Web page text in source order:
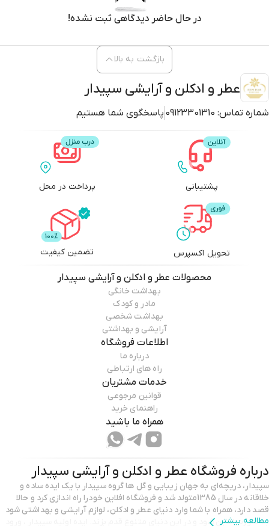
در حال حاضر دیدگاهی ثبت نشده!
عطر و ادکلن و آرایشی سپیدار
شماره تماس: 09123301310 پاسخگوی شما هستیم
بازگشت به بالا
پشتیبانی پرداخت در محل
تحویل اکسپرس تضمین کیفیت
محصولات عطر و ادکلن و آرایشی سپیدار
بهداشت خانگی
مادر و کودک
بهداشت شخصی
آرایشی و بهداشتی
اطلاعات فروشگاه
درباره ما
راه های ارتباطی
خدمات مشتریان
قوانین مرجوعی
راهنمای خرید
همراه ما باشید
درباره فروشگاه عطر و ادکلن و آرایشی سپیدار
سپیدار، دریچه‌ای به جهان زیبایی و گل ها گروه سپیدار با یک ایده‌ ساده و
خلاقانه در سال 1385متولد شد و فروشگاه افلاین خودرا راه اندازی کرد و حالا
قصد دارد، همراه با شما وارد دنیای عطر و ادکلن، لوازم آرایشی و بهداشتی شود
مطالعه بیشتر